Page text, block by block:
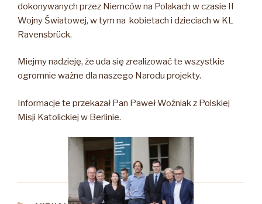
dokonywanych przez Niemców na Polakach w czasie II
Wojny Światowej, w tym na kobietach i dzieciach w KL
Ravensbrück.
Miejmy nadzieję, że uda się zrealizować te wszystkie
ogromnie ważne dla naszego Narodu projekty.
Informacje te przekazał Pan Paweł Woźniak z Polskiej
Misji Katolickiej w Berlinie.